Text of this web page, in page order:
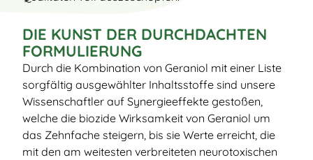
DIE KUNST DER DURCHDACHTEN
FORMULIERUNG
Durch die Kombination von Geraniol mit einer Liste
sorgfältig ausgewählter Inhaltsstoffe sind unsere
Wissenschaftler auf Synergieeffekte gestoßen,
welche die biozide Wirksamkeit von Geraniol um
das Zehnfache steigern, bis sie Werte erreicht, die
mit den am weitesten verbreiteten neurotoxischen